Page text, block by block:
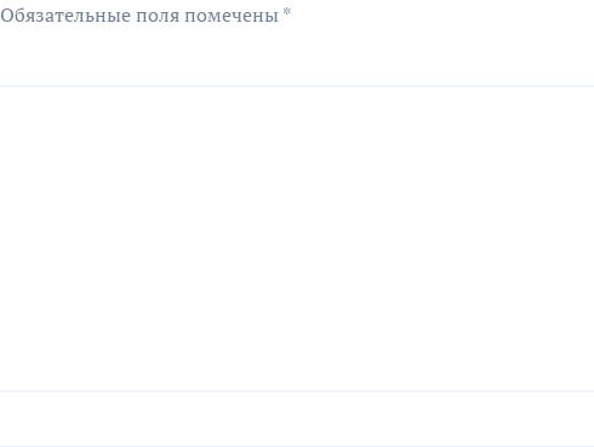
Обязательные поля помечены *